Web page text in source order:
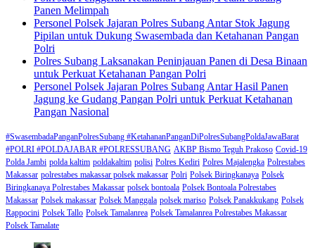
Panen Melimpah
Personel Polsek Jajaran Polres Subang Antar Stok Jagung
Pipilan untuk Dukung Swasembada dan Ketahanan Pangan
Polri
Polres Subang Laksanakan Peninjauan Panen di Desa Binaan
untuk Perkuat Ketahanan Pangan Polri
Personel Polsek Jajaran Polres Subang Antar Hasil Panen
Jagung ke Gudang Pangan Polri untuk Perkuat Ketahanan
Pangan Nasional
#SwasembadaPanganPolresSubang #KetahananPanganDiPolresSubangPoldaJawaBarat
#POLRI #POLDAJABAR #POLRESSUBANG AKBP Bismo Teguh Prakoso Covid-19
Polda Jambi polda kaltim poldakaltim polisi Polres Kediri Polres Majalengka Polrestabes
Makassar polrestabes makassar polsek makassar Polri Polsek Biringkanaya Polsek
Biringkanaya Polrestabes Makassar polsek bontoala Polsek Bontoala Polrestabes
Makassar Polsek makassar Polsek Manggala polsek mariso Polsek Panakkukang Polsek
Rappocini Polsek Tallo Polsek Tamalanrea Polsek Tamalanrea Polrestabes Makassar
Polsek Tamalate